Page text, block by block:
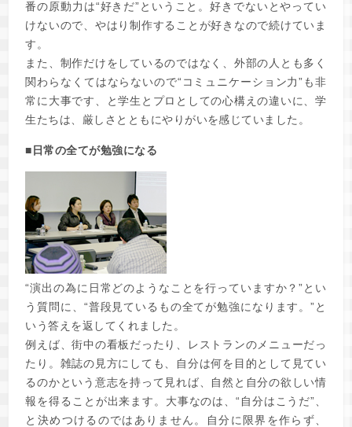
番の原動力は“好きだ”ということ。好きでないとやってい
けないので、やはり制作することが好きなので続けていま
す。
また、制作だけをしているのではなく、外部の人とも多く
関わらなくてはならないので“コミュニケーション力”も非
常に大事です、と学生とプロとしての心構えの違いに、学
生たちは、厳しさとともにやりがいを感じていました。
■日常の全てが勉強になる
“演出の為に日常どのようなことを行っていますか？”とい
う質問に、“普段見ているもの全てが勉強になります。”と
いう答えを返してくれました。
例えば、街中の看板だったり、レストランのメニューだっ
たり。雑誌の見方にしても、自分は何を目的として見てい
るのかという意志を持って見れば、自然と自分の欲しい情
報を得ることが出来ます。大事なのは、“自分はこうだ”、
と決めつけるのではありません。自分に限界を作らず、